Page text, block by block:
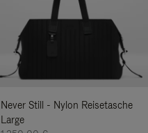
Never Still - Nylon Reisetasche
Large